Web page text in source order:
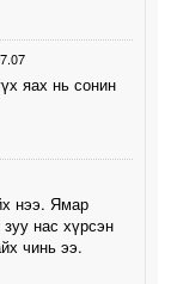
яах нь сонин
нээ. Ямар
нас хүрсэн
чинь ээ.